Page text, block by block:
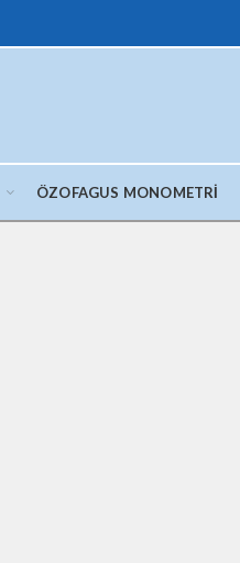
ÖZOFAGUS MONOMETRI